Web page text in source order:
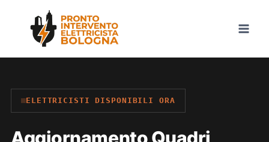
content
ELETTRICISTI DISPONIBILI ORA